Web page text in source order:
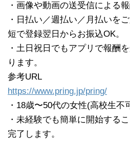
・画像や動画の送受信による
・日払い／週払い／月払いを
短で登録翌日からお振込OK。
・土日祝日でもアプリで報酬
ります。
参考URL
https://www.pring.jp/pring/
・18歳〜50代の女性(高校生不
・未経験でも簡単に開始する
完了します。